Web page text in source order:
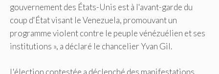
gouvernement des États-Unis est à l'avant-garde du
coup d'État visant le Venezuela, promouvant un
programme violent contre le peuple vénézuélien et ses
institutions », a déclaré le chancelier Yvan Gil.
L'élection contestée a déclenché des manifestations